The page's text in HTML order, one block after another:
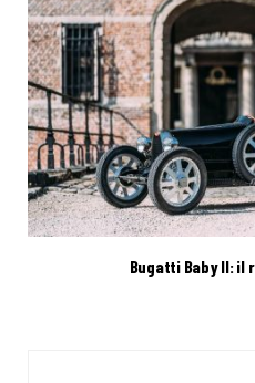
Bugatti Baby II: il